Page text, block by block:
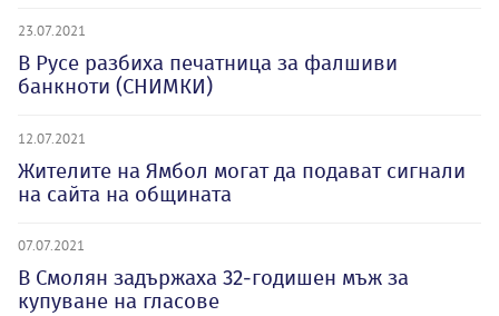
23.07.2021
В Русе разбиха печатница за фалшиви
банкноти (СНИМКИ)
12.07.2021
Жителите на Ямбол могат да подават сигнали
на сайта на общината
07.07.2021
В Смолян задържаха 32-годишен мъж за
купуване на гласове